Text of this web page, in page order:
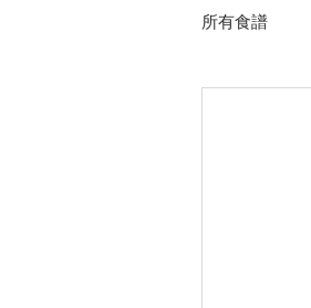
所有食譜